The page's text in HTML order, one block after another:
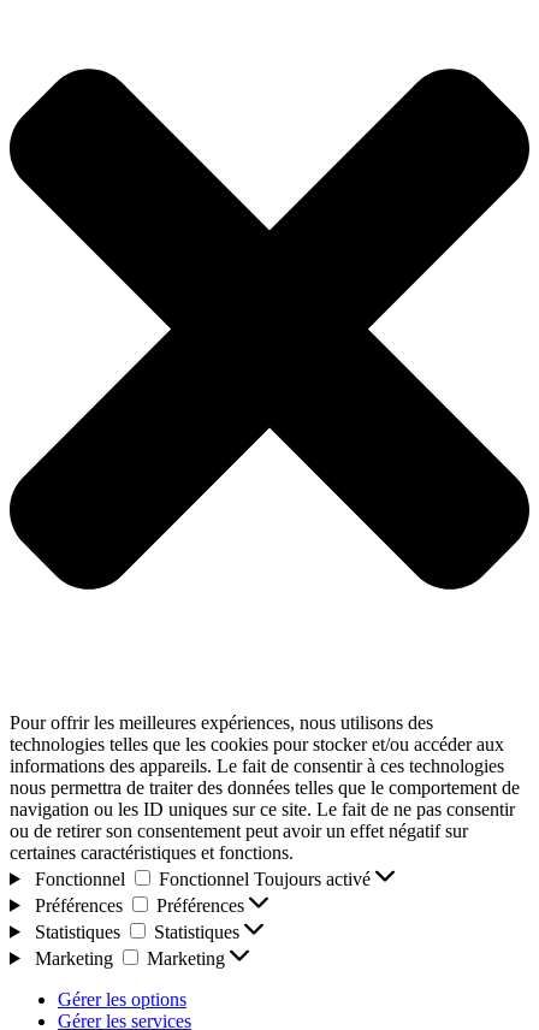
Pour offrir les meilleures expériences, nous utilisons des
technologies telles que les cookies pour stocker et/ou accéder aux
informations des appareils. Le fait de consentir à ces technologies
nous permettra de traiter des données telles que le comportement de
navigation ou les ID uniques sur ce site. Le fait de ne pas consentir
ou de retirer son consentement peut avoir un effet négatif sur
certaines caractéristiques et fonctions.
Fonctionnel
Fonctionnel Toujours activé
Préférences
Préférences
Statistiques
Statistiques
Marketing
Marketing
Gérer les options
Gérer les services